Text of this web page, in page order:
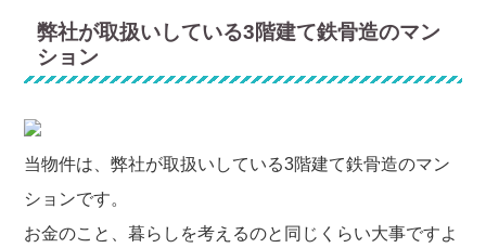
弊社が取扱いしている3階建て鉄骨造のマン
ション
当物件は、弊社が取扱いしている3階建て鉄骨造のマン
ションです。
お金のこと、暮らしを考えるのと同じくらい大事ですよ